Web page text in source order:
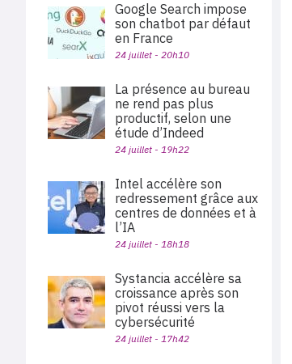
Google Search impose
son chatbot par défaut
en France
24 juillet - 20h10
La présence au bureau
ne rend pas plus
productif, selon une
étude d’Indeed
24 juillet - 19h22
Intel accélère son
redressement grâce aux
centres de données et à
l’IA
24 juillet - 18h18
Systancia accélère sa
croissance après son
pivot réussi vers la
cybersécurité
24 juillet - 17h42